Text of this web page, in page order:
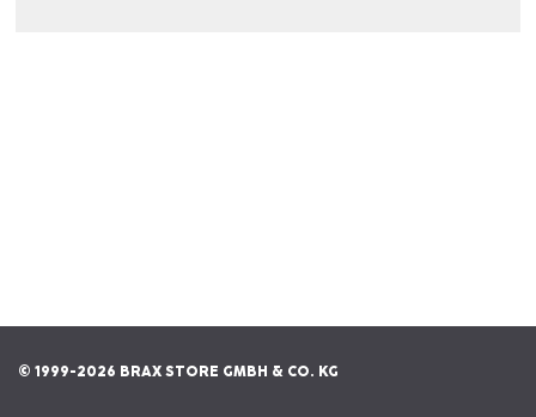
© 1999-2026 BRAX STORE GMBH & CO. KG